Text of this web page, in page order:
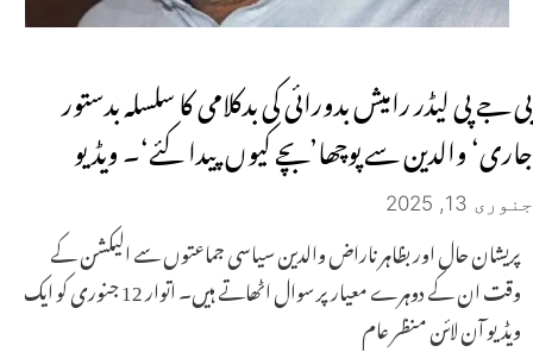
بی جے پی لیڈر رامیش بدورائی کی بدکلامی کا سلسلہ بدستور
جاری‘ والدین سے پوچھا’بچے کیوں پیدا کئے‘۔ ویڈیو
جنوری 13, 2025
پریشان حال اور بظاہر ناراض والدین سیاسی جماعتوں سے الیکشن کے
وقت ان کے دوہرے معیار پر سوال اٹھاتے ہیں۔ اتوار 12 جنوری کو ایک
ویڈیو آن لائن منظر عام